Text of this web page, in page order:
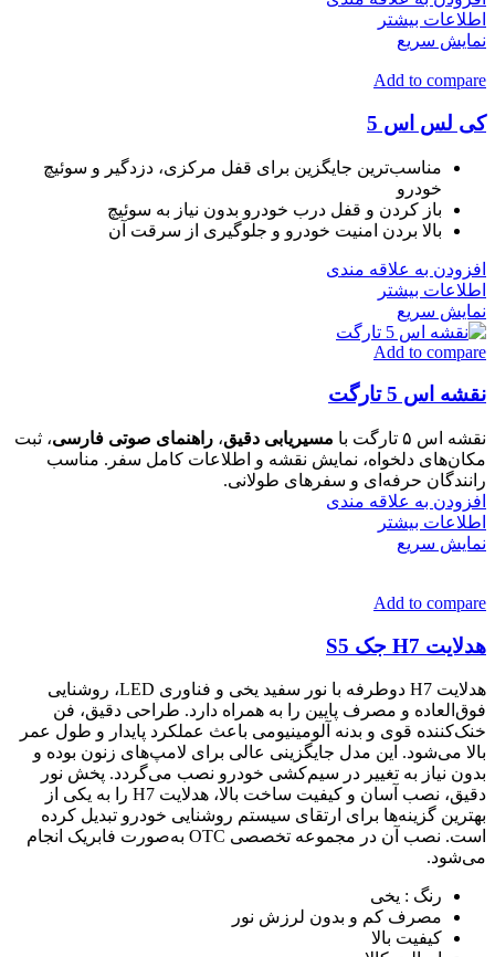
اطلاعات بیشتر
نمایش سریع
Add to compare
کی لس اس 5
مناسب‌ترین جایگزین برای قفل مرکزی، دزدگیر و سوئیچ
خودرو
باز کردن و قفل درب خودرو بدون نیاز به سوئیچ
بالا بردن امنیت خودرو و جلوگیری از سرقت آن
افزودن به علاقه مندی
اطلاعات بیشتر
نمایش سریع
Add to compare
نقشه اس 5 تارگت
نقشه اس ۵ تارگت با مسیریابی دقیق، راهنمای صوتی فارسی، ثبت
مکان‌های دلخواه، نمایش نقشه و اطلاعات کامل سفر. مناسب
رانندگان حرفه‌ای و سفرهای طولانی.
افزودن به علاقه مندی
اطلاعات بیشتر
نمایش سریع
Add to compare
هدلایت H7 جک S5
هدلایت H7 دوطرفه با نور سفید یخی و فناوری LED، روشنایی
فوق‌العاده و مصرف پایین را به همراه دارد. طراحی دقیق، فن
خنک‌کننده قوی و بدنه آلومینیومی باعث عملکرد پایدار و طول عمر
بالا می‌شود. این مدل جایگزینی عالی برای لامپ‌های زنون بوده و
بدون نیاز به تغییر در سیم‌کشی خودرو نصب می‌گردد. پخش نور
دقیق، نصب آسان و کیفیت ساخت بالا، هدلایت H7 را به یکی از
بهترین گزینه‌ها برای ارتقای سیستم روشنایی خودرو تبدیل کرده
است. نصب آن در مجموعه تخصصی OTC به‌صورت فابریک انجام
می‌شود.
رنگ : یخی
مصرف کم و بدون لرزش نور
کیفیت بالا